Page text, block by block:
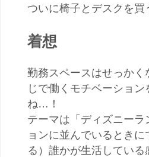
ついに椅子とデスクを買
着想
勤務スペースはせっかく
じで働くモチベーション
ね…！
テーマは「ディズニーラ
ョンに並んでいるとき
る）誰かが生活している